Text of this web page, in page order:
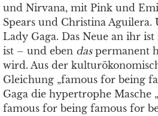
und Nirvana, mit Pink und
Spears und Christina Aguilera.
Lady Gaga. Das Neue an ihr
ist – und eben das permanent
wird. Aus der
Gleichung „famous for being
Gaga die hypertrophe Masche
famous for being famous for